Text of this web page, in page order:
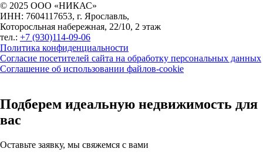
© 2025 ООО «НИКАС»
ИНН: 7604117653, г. Ярославль,
Которосльная набережная, 22/10, 2 этаж
тел.: +7 (930)114-09-06
Политика конфиденциальности
Согласие посетителей сайта на обработку персональных данных
Соглашение об использовании файлов-cookie
Подберем идеальную недвижимость для
вас
Оставьте заявку, мы свяжемся с вами